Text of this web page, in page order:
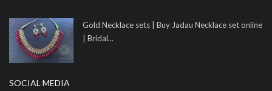
Gold Necklace sets | Buy Jadau Necklace set online
| Bridal...
SOCIAL MEDIA